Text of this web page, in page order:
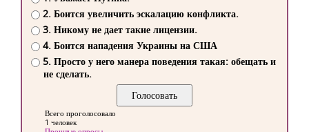
2. Боится увеличить эскалацию конфликта.
3. Никому не дает такие лицензии.
4. Боится нападения Украины на США
5. Просто у него манера поведения такая: обещать и
не сделать.
Всего проголосовало
1 человек